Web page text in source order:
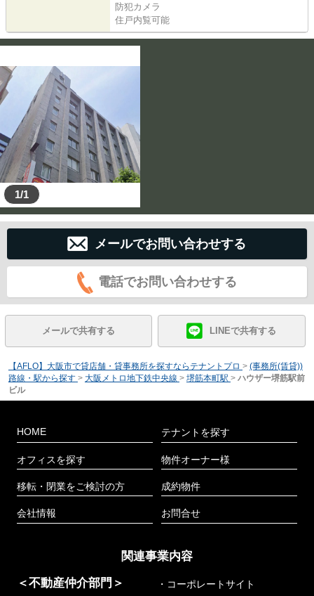
防犯カメラ
住戸内覧可能
1/1
メールでお問い合わせする
電話でお問い合わせする
メールで共有する LINEで共有する
【AFLO】大阪市で貸店舗・貸事務所を探すならテナントプロ > (事務所(賃貸))
路線・駅から探す > 大阪メトロ地下鉄中央線 > 堺筋本町駅 > ハウザー堺筋駅前
ビル
HOME
オフィスを探す
移転・閉業をご検討の方
会社情報
テナントを探す
物件オーナー様
成約物件
お問合せ
関連事業内容
＜不動産仲介部門＞
・コーポレートサイト